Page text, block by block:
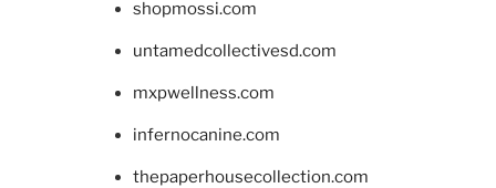
shopmossi.com
untamedcollectivesd.com
mxpwellness.com
infernocanine.com
thepaperhousecollection.com